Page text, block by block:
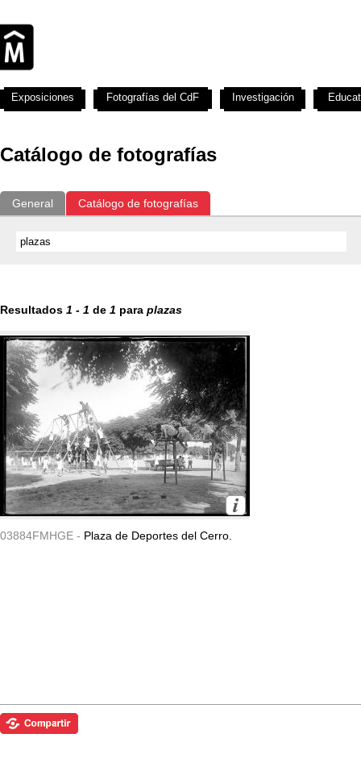
Catálogo de fotografías
General Catálogo de fotografías
Resultados 1 - 1 de 1 para plazas
03884FMHGE - Plaza de Deportes del Cerro.
Exposiciones Fotografías del CdF Investigación